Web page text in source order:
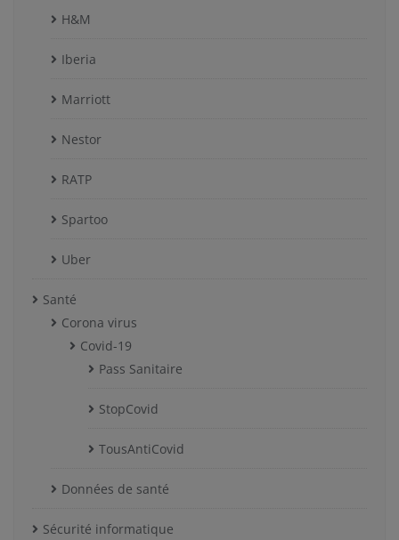
H&M
Iberia
Marriott
Nestor
RATP
Spartoo
Uber
Santé
Corona virus
Covid-19
Pass Sanitaire
StopCovid
TousAntiCovid
Données de santé
Sécurité informatique